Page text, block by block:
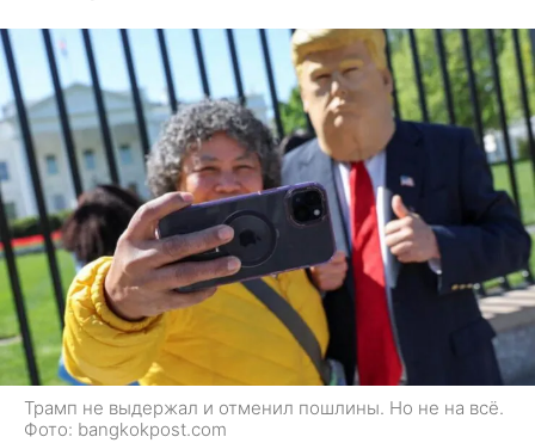
Трамп не выдержал и отменил пошлины. Но не на всё.
Фото: bangkokpost.com